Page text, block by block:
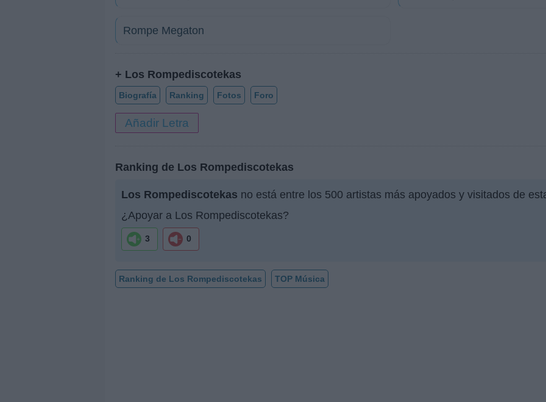
Rompe Megaton
+ Los Rompediscotekas
Biografía Ranking Fotos Foro
Añadir Letra
Ranking de Los Rompediscotekas
Los Rompediscotekas no está entre los 500 artistas más apoyados y visitados de
¿Apoyar a Los Rompediscotekas?
3 0
Ranking de Los Rompediscotekas TOP Música